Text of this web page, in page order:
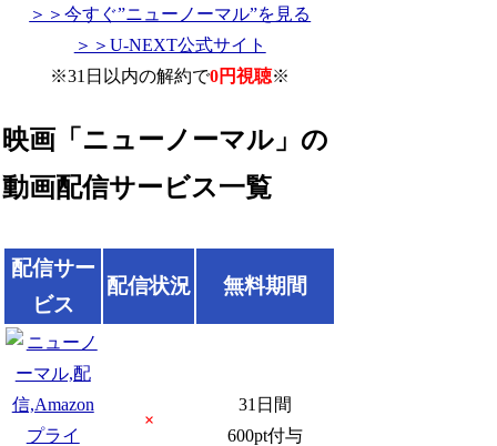
＞＞今すぐ”ニューノーマル”を見る
＞＞U-NEXT公式サイト
※31日以内の解約で0円視聴※
映画「ニューノーマル」の
動画配信サービス一覧
配信サー
ビス
配信状況 無料期間
×
31日間
600pt付与